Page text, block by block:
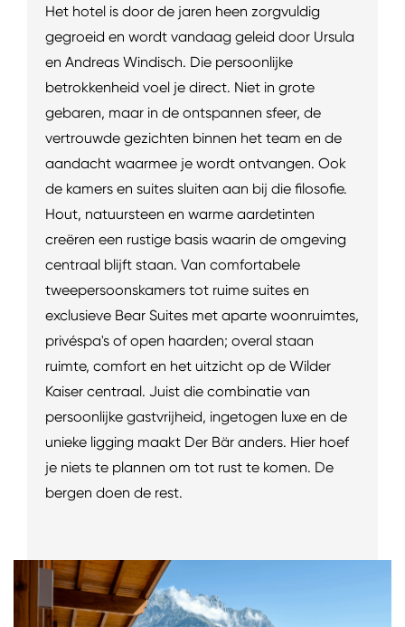
Het hotel is door de jaren heen zorgvuldig
gegroeid en wordt vandaag geleid door Ursula
en Andreas Windisch. Die persoonlijke
betrokkenheid voel je direct. Niet in grote
gebaren, maar in de ontspannen sfeer, de
vertrouwde gezichten binnen het team en de
aandacht waarmee je wordt ontvangen. Ook
de kamers en suites sluiten aan bij die filosofie.
Hout, natuursteen en warme aardetinten
creëren een rustige basis waarin de omgeving
centraal blijft staan. Van comfortabele
tweepersoonskamers tot ruime suites en
exclusieve Bear Suites met aparte woonruimtes,
privéspa's of open haarden; overal staan
ruimte, comfort en het uitzicht op de Wilder
Kaiser centraal. Juist die combinatie van
persoonlijke gastvrijheid, ingetogen luxe en de
unieke ligging maakt Der Bär anders. Hier hoef
je niets te plannen om tot rust te komen. De
bergen doen de rest.